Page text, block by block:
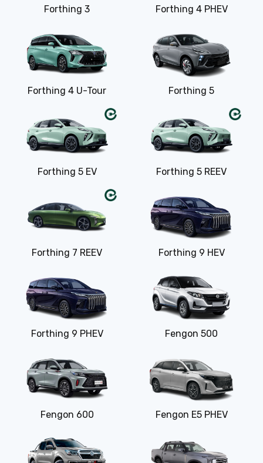
Forthing 3 Forthing 4 PHEV
Forthing 4 U-Tour Forthing 5
Forthing 5 EV Forthing 5 REEV
Forthing 7 REEV Forthing 9 HEV
Forthing 9 PHEV Fengon 500
Fengon 600 Fengon E5 PHEV